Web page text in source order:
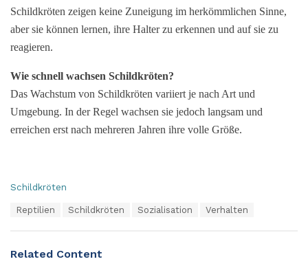
Schildkröten zeigen keine Zuneigung im herkömmlichen Sinne,
aber sie können lernen, ihre Halter zu erkennen und auf sie zu
reagieren.
Wie schnell wachsen Schildkröten?
Das Wachstum von Schildkröten variiert je nach Art und
Umgebung. In der Regel wachsen sie jedoch langsam und
erreichen erst nach mehreren Jahren ihre volle Größe.
C
r
Schildkröten
:
Reptilien Schildkröten Sozialisation Verhalten
Related Content